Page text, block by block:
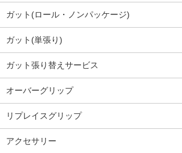
ガット(ロール・ノンパッケージ)
ガット(単張り)
ガット張り替えサービス
オーバーグリップ
リプレイスグリップ
アクセサリー